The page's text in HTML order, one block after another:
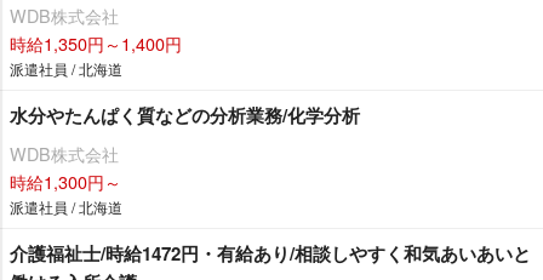
WDB株式会社
時給1,350円～1,400円
派遣社員 / 北海道
水分やたんぱく質などの分析業務/化学分析
WDB株式会社
時給1,300円～
派遣社員 / 北海道
介護福祉士/時給1472円・有給あり/相談しやすく和気あいあいと